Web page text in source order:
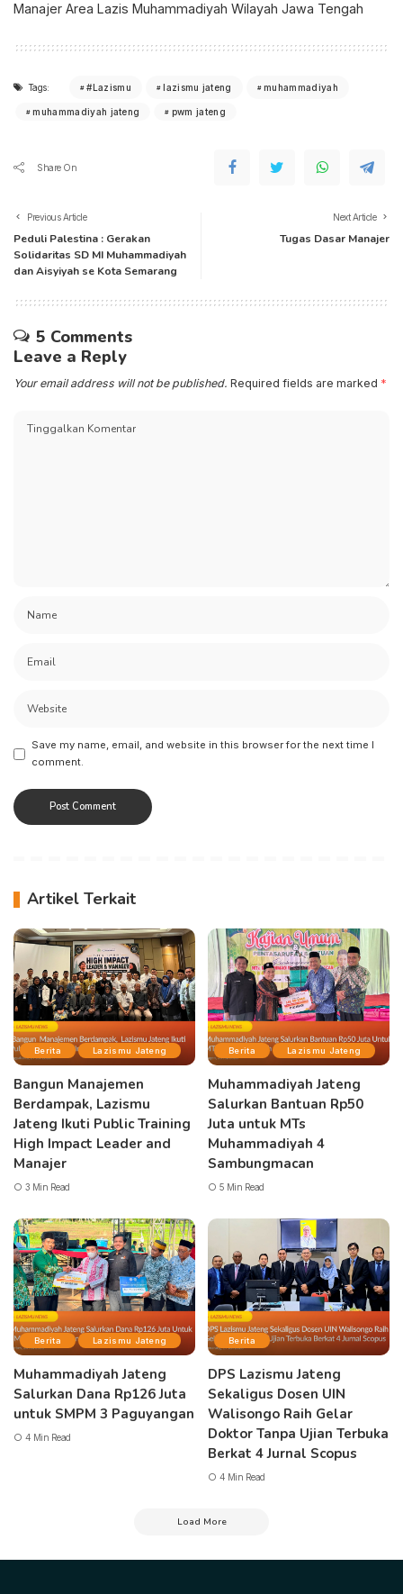
Manajer Area Lazis Muhammadiyah Wilayah Jawa Tengah
Tags: #Lazismu lazismu jateng muhammadiyah
muhammadiyah jateng pwm jateng
Share On
Previous Article
Peduli Palestina : Gerakan
Solidaritas SD MI Muhammadiyah
dan Aisyiyah se Kota Semarang
Next Article
Tugas Dasar Manajer
5 Comments
Leave a Reply
Your email address will not be published. Required fields are marked *
Save my name, email, and website in this browser for the next time I
comment.
Artikel Terkait
Berita Lazismu Jateng
Bangun Manajemen
Berdampak, Lazismu
Jateng Ikuti Public Training
High Impact Leader and
Manajer
3 Min Read
Berita Lazismu Jateng
Muhammadiyah Jateng
Salurkan Bantuan Rp50
Juta untuk MTs
Muhammadiyah 4
Sambungmacan
5 Min Read
Berita Lazismu Jateng
Muhammadiyah Jateng
Salurkan Dana Rp126 Juta
untuk SMPM 3 Paguyangan
4 Min Read
Berita
DPS Lazismu Jateng
Sekaligus Dosen UIN
Walisongo Raih Gelar
Doktor Tanpa Ujian Terbuka
Berkat 4 Jurnal Scopus
4 Min Read
Load More